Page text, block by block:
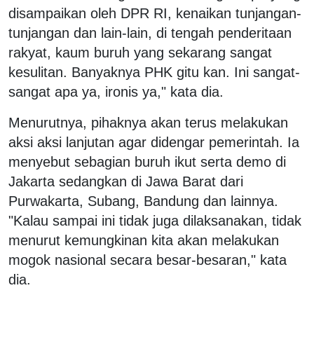
disampaikan oleh DPR RI, kenaikan tunjangan-
tunjangan dan lain-lain, di tengah penderitaan
rakyat, kaum buruh yang sekarang sangat
kesulitan. Banyaknya PHK gitu kan. Ini sangat-
sangat apa ya, ironis ya," kata dia.
Menurutnya, pihaknya akan terus melakukan
aksi aksi lanjutan agar didengar pemerintah. Ia
menyebut sebagian buruh ikut serta demo di
Jakarta sedangkan di Jawa Barat dari
Purwakarta, Subang, Bandung dan lainnya.
"Kalau sampai ini tidak juga dilaksanakan, tidak
menurut kemungkinan kita akan melakukan
mogok nasional secara besar-besaran," kata
dia.